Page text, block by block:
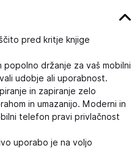
pred kritje knjige
popolno držanje za vaš mobilni
udobje ali uporabnost.
in zapiranje zelo
in umazanijo. Moderni in
telefon pravi privlačnost
uporabo je na voljo